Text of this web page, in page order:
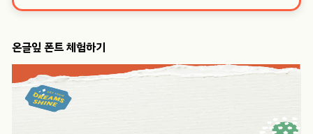
온글잎 폰트 체험하기